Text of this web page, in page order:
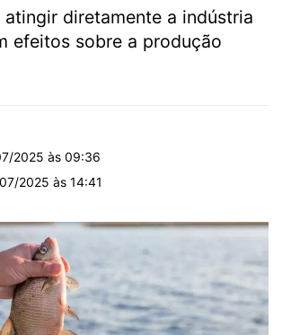
diretamente a indústria
efeitos sobre a produção
2025 às 09:36
2025 às 14:41